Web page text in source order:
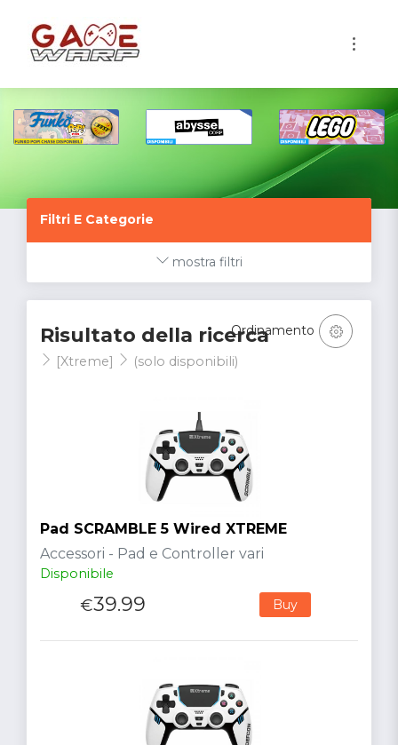
Filtri E Categorie
mostra filtri
Risultato della ricerca
[Xtreme] (solo disponibili)
Ordinamento
Pad SCRAMBLE 5 Wired XTREME
Accessori - Pad e Controller vari
Disponibile
€39.99 Buy